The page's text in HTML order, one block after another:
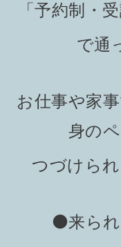
「予約制・
で通
お仕事や家
身の
つづけら
⚫️来ら